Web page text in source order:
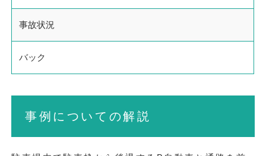
事故状況
バック
事例についての解説